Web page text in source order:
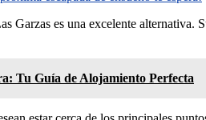
es una excelente alternativa.
Tu Guía de Alojamiento Perfecta